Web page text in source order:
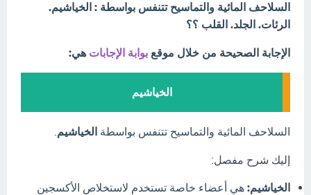
السلاحف المائية والتماسيح تتنفس بواسطة : الخياشيم.
الرئات. الجلد. القلب ؟؟
الإجابة الصحيحة من خلال موقع بوابة الإجابات هي:
الخياشيم
السلاحف المائية والتماسيح تتنفس بواسطة الخياشيم
إليك شرح مفصل:
الخياشيم: هي أعضاء خاصة تستخدم لاستخلاص الأكسجين